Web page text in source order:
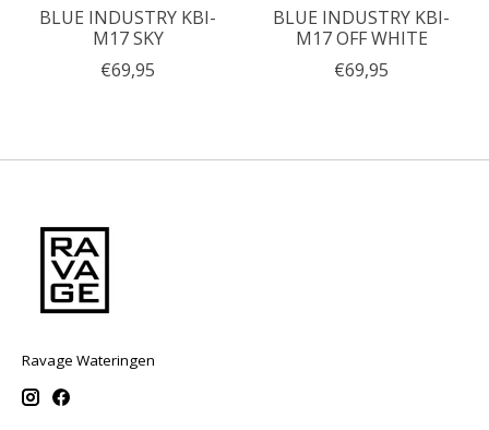
BLUE INDUSTRY KBI-
M17 SKY
€69,95
BLUE INDUSTRY KBI-
M17 OFF WHITE
€69,95
Ravage Wateringen